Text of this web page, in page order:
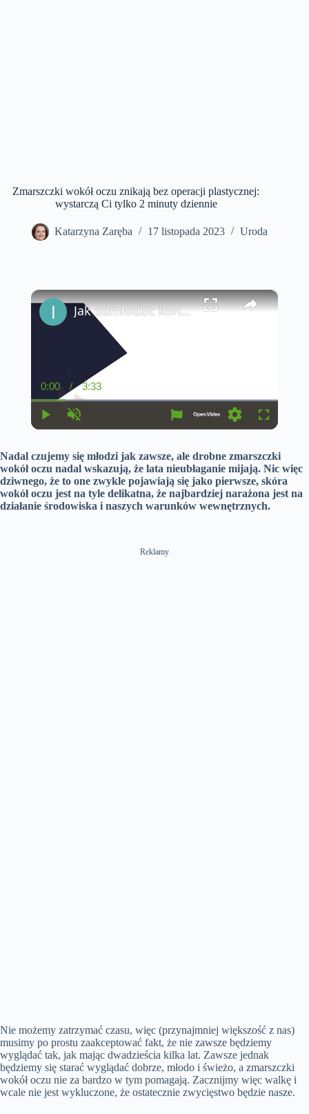
Zmarszczki wokół oczu znikają bez operacji plastycznej:
wystarczą Ci tylko 2 minuty dziennie
Katarzyna Zaręba 17 listopada 2023 Uroda
×
y
u
t
e
C
u
r
e
t
T
i
m
e
0:00 /
D
u
t
o
n
3:33
t
i
n
g
s
l
s
c
r
e
e
Jak odmłodzić kontur ust? 3 proste i skuteczne wskazówki
Nadal czujemy się młodzi jak zawsze, ale drobne zmarszczki
wokół oczu nadal wskazują, że lata nieubłaganie mijają. Nic więc
dziwnego, że to one zwykle pojawiają się jako pierwsze, skóra
wokół oczu jest na tyle delikatna, że ​​najbardziej narażona jest na
działanie środowiska i naszych warunków wewnętrznych.
Reklamy
Nie możemy zatrzymać czasu, więc (przynajmniej większość z nas)
musimy po prostu zaakceptować fakt, że nie zawsze będziemy
wyglądać tak, jak mając dwadzieścia kilka lat. Zawsze jednak
będziemy się starać wyglądać dobrze, młodo i świeżo, a zmarszczki
wokół oczu nie za bardzo w tym pomagają. Zacznijmy więc walkę i
wcale nie jest wykluczone, że ostatecznie zwycięstwo będzie nasze.